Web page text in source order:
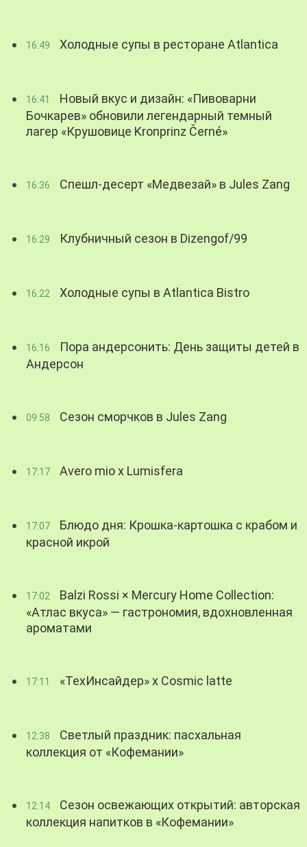
16:49 Холодные супы в ресторане Atlantica
16:41
Новый вкус и дизайн: «Пивоварни
Бочкарев» обновили легендарный темный
лагер «Крушовице Kronprinz Černé»
16:36 Спешл-десерт «Медвезай» в Jules Zang
16:29 Клубничный сезон в Dizengof/99
16:22 Холодные супы в Atlantica Bistro
16:16
Пора андерсонить: День защиты детей в
Андерсон
09:58 Сезон сморчков в Jules Zang
17:17 Avero mio x Lumisfera
17:07
Блюдо дня: Крошка-картошка с крабом и
красной икрой
17:02
Balzi Rossi × Mercury Home Collection:
«Атлас вкуса» — гастрономия, вдохновленная
ароматами
17:11 «ТехИнсайдер» х Cosmic latte
12:38
Светлый праздник: пасхальная
коллекция от «Кофемании»
12:14
Сезон освежающих открытий: авторская
коллекция напитков в «Кофемании»